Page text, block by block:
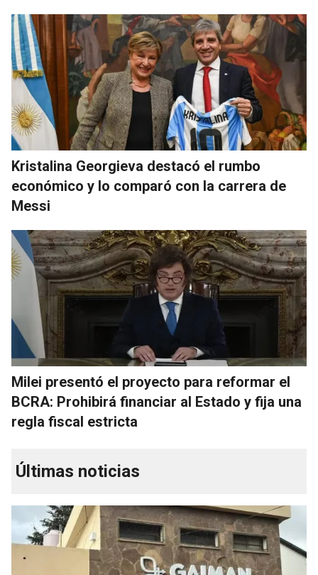
Kristalina Georgieva destacó el rumbo
económico y lo comparó con la carrera de
Messi
Milei presentó el proyecto para reformar el
BCRA: Prohibirá financiar al Estado y fija una
regla fiscal estricta
Últimas noticias